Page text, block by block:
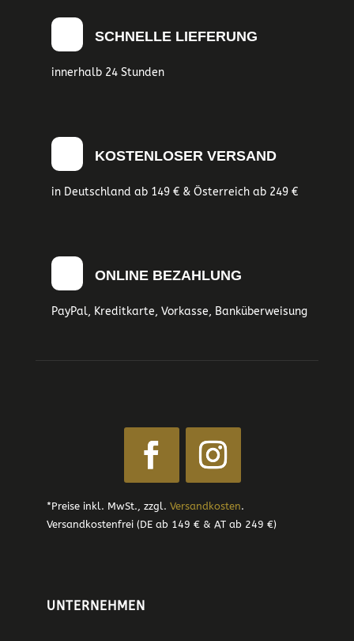
SCHNELLE LIEFERUNG
innerhalb 24 Stunden
KOSTENLOSER VERSAND
in Deutschland ab 149 € & Österreich ab 249 €
ONLINE BEZAHLUNG
PayPal, Kreditkarte, Vorkasse, Banküberweisung
*Preise inkl. MwSt., zzgl. Versandkosten.
Versandkostenfrei (DE ab 149 € & AT ab 249 €)
UNTERNEHMEN